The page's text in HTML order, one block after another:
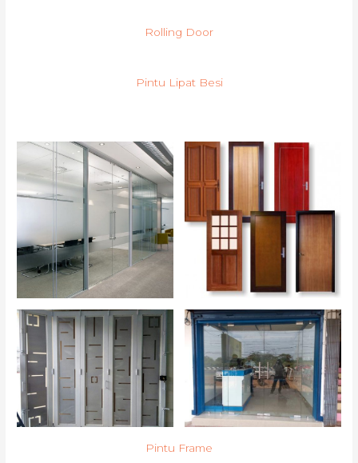
Rolling Door
Pintu Lipat Besi
Pintu Frame